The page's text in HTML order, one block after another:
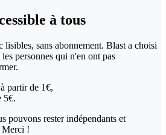
à tous
lisibles, sans abonnement. Blast a choisi
personnes qui n'en ont pas
à partir de 1€,
5€.
pouvons rester indépendants et
Merci !